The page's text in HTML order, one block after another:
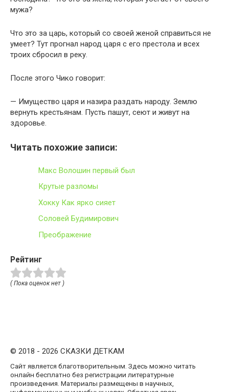
мужа?
Что это за царь, который со своей женой справиться не
умеет? Тут прогнал народ царя с его престола и всех
троих сбросил в реку.
После этого Чико говорит:
— Имущество царя и назира раздать народу. Землю
вернуть крестьянам. Пусть пашут, сеют и живут на
здоровье.
Читать похожие записи:
Макс Волошин первый был
Крутые разломы
Хокку Как ярко сияет
Соловей Будимирович
Преображение
Рейтинг
( Пока оценок нет )
© 2018 - 2026 СКАЗКИ ДЕТКАМ
Сайт является благотворительным. Здесь можно читать
онлайн бесплатно без регистрации литературные
произведения. Материалы размещены в научных,